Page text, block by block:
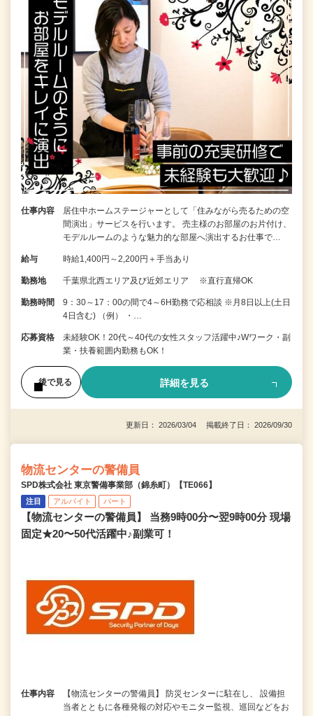
仕事内容
居住中ホームステージャーとして「住みながら売るための空
間演出」サービスを行います。 売主様のお部屋のお片付け、
モデルルームのような魅力的な部屋へ演出するお仕事で…
給与 時給1,400円～2,200円＋手当あり
勤務地 千葉県北西エリア及び近郊エリア ※直行直帰OK
勤務時間
9：30～17：00の間で4～6H勤務で応相談 ※月8日以上(土日
4日含む) （例） ・…
応募資格
未経験OK！20代～40代の女性スタッフ活躍中♪Wワーク・副
業・扶養範囲内勤務もOK！
後で見る 詳細を見る
更新日： 2026/03/04 掲載終了日： 2026/09/30
物流センターの警備員
SPD株式会社 東京警備事業部（錦糸町）【TE066】
注目 アルバイト パート
【物流センターの警備員】 当務9時00分〜翌9時00分 現場
固定★20〜50代活躍中♪副業可！
仕事内容
【物流センターの警備員】 防災センターに駐在し、 設備担
当者とともに各種発報の対応やモニター監視、巡回などをお